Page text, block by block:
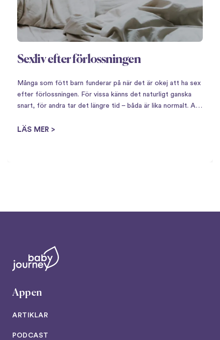
Sexliv efter förlossningen
Många som fött barn funderar på när det är okej att ha sex
efter förlossningen. För vissa känns det naturligt ganska
snart, för andra tar det längre tid – båda är lika normalt. Att
LÄS MER >
Appen
ARTIKLAR
PODCAST